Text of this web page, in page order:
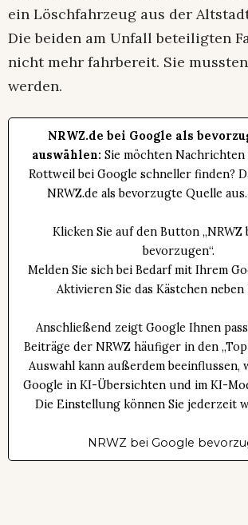
ein Löschfahrzeug aus der
Die beiden am Unfall beteiligten
nicht mehr fahrbereit. Sie
werden.
NRWZ.de bei Google als
auswählen: Sie möchten Nachrichten
Rottweil bei Google schneller finden?
NRWZ.de als bevorzugte Quelle
Klicken Sie auf den Button „NRWZ
bevorzugen“.
Melden Sie sich bei Bedarf mit Ihrem
Aktivieren Sie das Kästchen neben
Anschließend zeigt Google Ihnen
Beiträge der NRWZ häufiger in den
Auswahl kann außerdem beeinflussen,
Google in KI-Übersichten und im KI-
Die Einstellung können Sie jederzeit
NRWZ bei Google